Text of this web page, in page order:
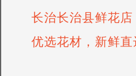
长治长治县鲜花
优选花材，新鲜直